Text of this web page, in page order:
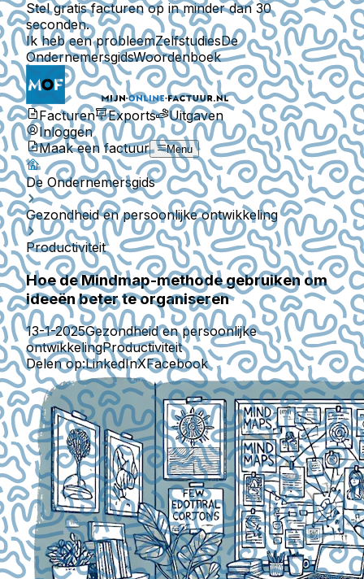
Stel gratis facturen op in minder dan 30
seconden.
Ik heb een probleemZelfstudiesDe
OndernemersgidsWoordenboek
Facturen Exports
Uitgaven
Inloggen
Maak een factuur
Menu
De Ondernemersgids
Gezondheid en persoonlijke ontwikkeling
Productiviteit
Hoe de Mindmap-methode gebruiken om
ideeën beter te organiseren
13-1-2025Gezondheid en persoonlijke
ontwikkelingProductiviteit
Delen op:LinkedInXFacebook